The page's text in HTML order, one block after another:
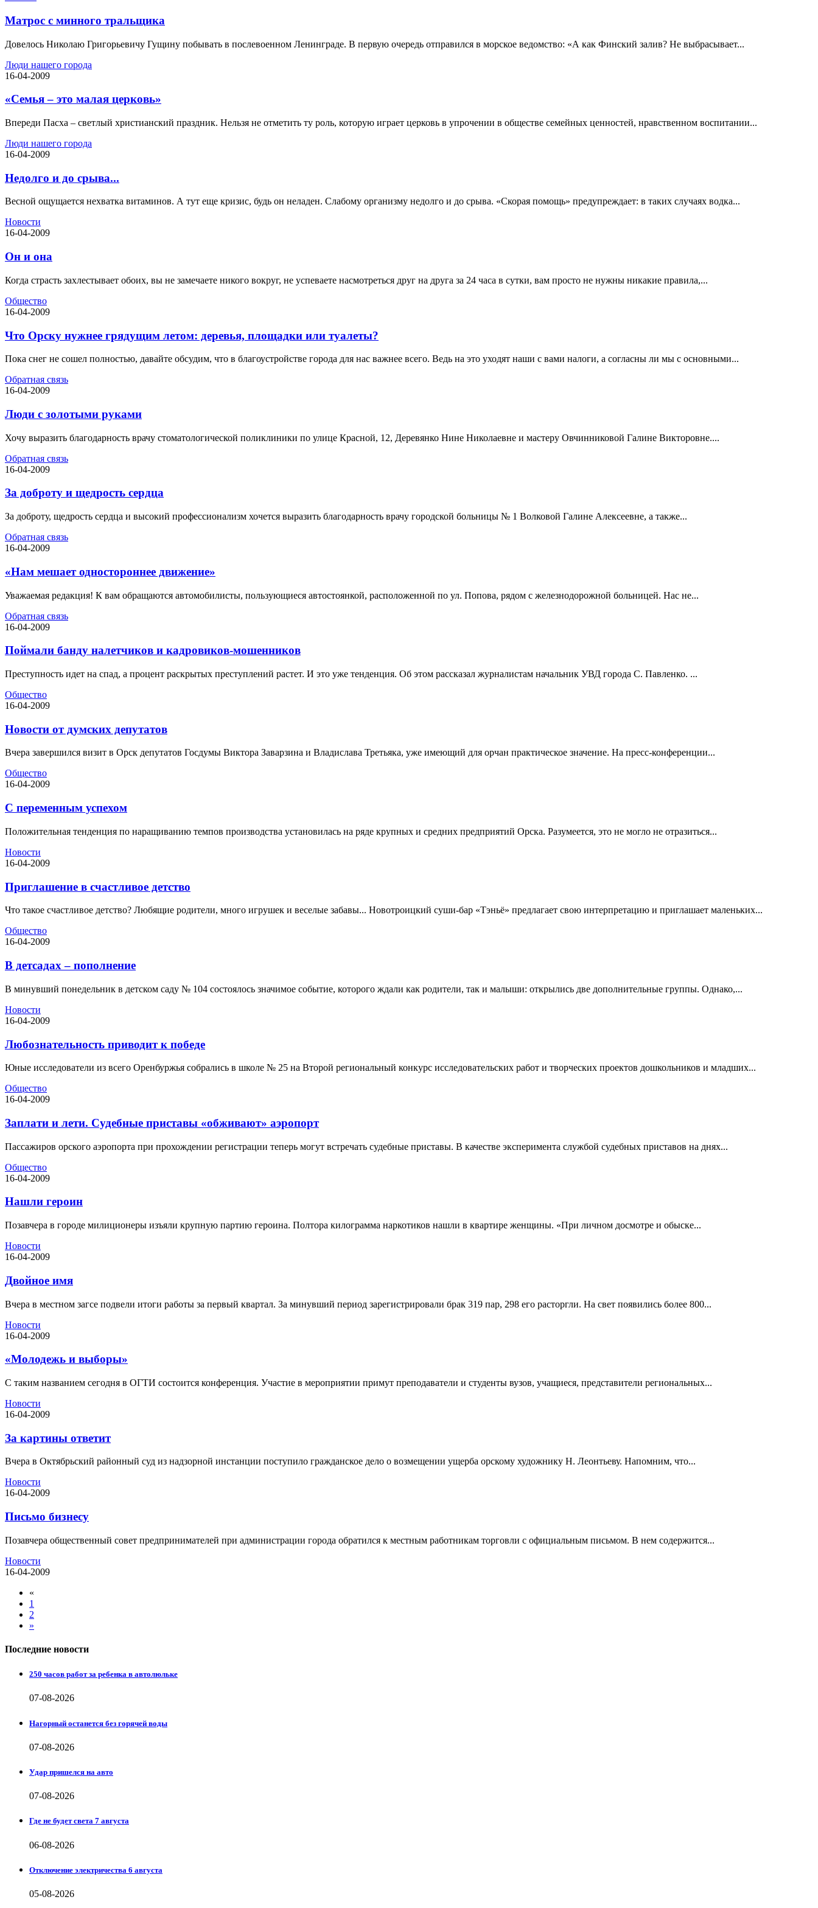
Матрос с минного тральщика
Довелось Николаю Григорьевичу Гущину побывать в послевоенном Ленинграде. В первую очередь отправился в морское ведомство: «А как Финский залив? Не выбрасывает...
Люди нашего города
16-04-2009
«Семья – это малая церковь»
Впереди Пасха – светлый христианский праздник. Нельзя не отметить ту роль, которую играет церковь в упрочении в обществе семейных ценностей, нравственном воспитании...
Люди нашего города
16-04-2009
Недолго и до срыва...
Весной ощущается нехватка витаминов. А тут еще кризис, будь он неладен. Слабому организму недолго и до срыва. «Скорая помощь» предупреждает: в таких случаях водка...
Новости
16-04-2009
Он и она
Когда страсть захлестывает обоих, вы не замечаете никого вокруг, не успеваете насмотреться друг на друга за 24 часа в сутки, вам просто не нужны никакие правила,...
Общество
16-04-2009
Что Орску нужнее грядущим летом: деревья, площадки или туалеты?
Пока снег не сошел полностью, давайте обсудим, что в благоустройстве города для нас важнее всего. Ведь на это уходят наши с вами налоги, а согласны ли мы с основными...
Обратная связь
16-04-2009
Люди с золотыми руками
Хочу выразить благодарность врачу стоматологической поликлиники по улице Красной, 12, Деревянко Нине Николаевне и мастеру Овчинниковой Галине Викторовне....
Обратная связь
16-04-2009
За доброту и щедрость сердца
За доброту, щедрость сердца и высокий профессионализм хочется выразить благодарность врачу городской больницы № 1 Волковой Галине Алексеевне, а также...
Обратная связь
16-04-2009
«Нам мешает одностороннее движение»
Уважаемая редакция! К вам обращаются автомобилисты, пользующиеся автостоянкой, расположенной по ул. Попова, рядом с железнодорожной больницей. Нас не...
Обратная связь
16-04-2009
Поймали банду налетчиков и кадровиков-мошенников
Преступность идет на спад, а процент раскрытых преступлений растет. И это уже тенденция. Об этом рассказал журналистам начальник УВД города С. Павленко. ...
Общество
16-04-2009
Новости от думских депутатов
Вчера завершился визит в Орск депутатов Госдумы Виктора Заварзина и Владислава Третьяка, уже имеющий для орчан практическое значение. На пресс-конференции...
Общество
16-04-2009
С переменным успехом
Положительная тенденция по наращиванию темпов производства установилась на ряде крупных и средних предприятий Орска. Разумеется, это не могло не отразиться...
Новости
16-04-2009
Приглашение в счастливое детство
Что такое счастливое детство? Любящие родители, много игрушек и веселые забавы... Новотроицкий суши-бар «Тэньё» предлагает свою интерпретацию и приглашает маленьких...
Общество
16-04-2009
В детсадах – пополнение
В минувший понедельник в детском саду № 104 состоялось значимое событие, которого ждали как родители, так и малыши: открылись две дополнительные группы. Однако,...
Новости
16-04-2009
Любознательность приводит к победе
Юные исследователи из всего Оренбуржья собрались в школе № 25 на Второй региональный конкурс исследовательских работ и творческих проектов дошкольников и младших...
Общество
16-04-2009
Заплати и лети. Судебные приставы «обживают» аэропорт
Пассажиров орского аэропорта при прохождении регистрации теперь могут встречать судебные приставы. В качестве эксперимента службой судебных приставов на днях...
Общество
16-04-2009
Нашли героин
Позавчера в городе милиционеры изъяли крупную партию героина. Полтора килограмма наркотиков нашли в квартире женщины. «При личном досмотре и обыске...
Новости
16-04-2009
Двойное имя
Вчера в местном загсе подвели итоги работы за первый квартал. За минувший период зарегистрировали брак 319 пар, 298 его расторгли. На свет появились более 800...
Новости
16-04-2009
«Молодежь и выборы»
С таким названием сегодня в ОГТИ состоится конференция. Участие в мероприятии примут преподаватели и студенты вузов, учащиеся, представители региональных...
Новости
16-04-2009
За картины ответит
Вчера в Октябрьский районный суд из надзорной инстанции поступило гражданское дело о возмещении ущерба орскому художнику Н. Леонтьеву. Напомним, что...
Новости
16-04-2009
Письмо бизнесу
Позавчера общественный совет предпринимателей при администрации города обратился к местным работникам торговли с официальным письмом. В нем содержится...
Новости
16-04-2009
«
1
2
»
Последние новости
250 часов работ за ребенка в автолюльке
07-08-2026
Нагорный останется без горячей воды
07-08-2026
Удар пришелся на авто
07-08-2026
Где не будет света 7 августа
06-08-2026
Отключение электричества 6 августа
05-08-2026